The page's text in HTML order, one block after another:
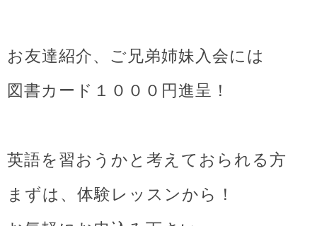
お友達紹介、ご兄弟姉妹入会には
図書カード１０００円進呈！
英語を習おうかと考えておられる方
まずは、体験レッスンから！